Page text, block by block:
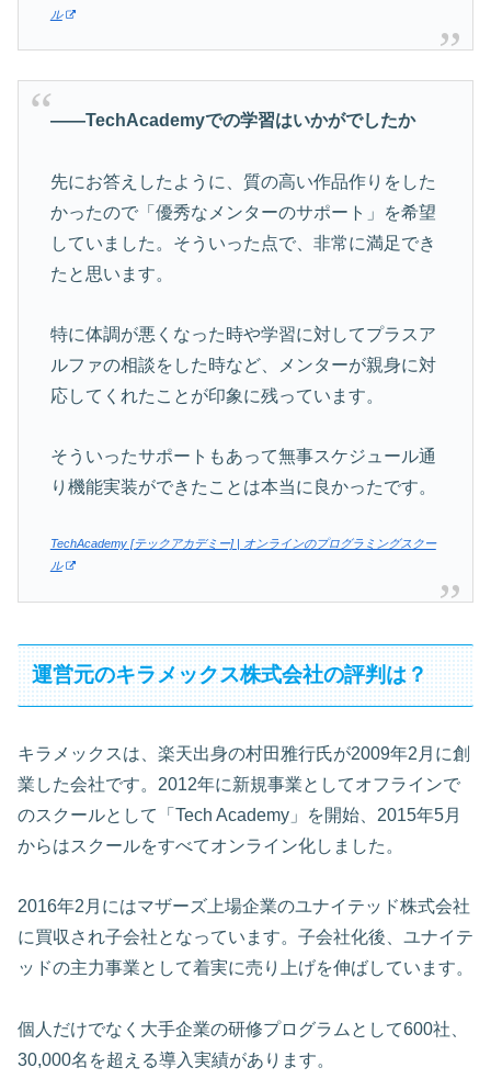
ル
――TechAcademyでの学習はいかがでしたか
先にお答えしたように、質の高い作品作りをした
かったので「優秀なメンターのサポート」を希望
していました。そういった点で、非常に満足でき
たと思います。
特に体調が悪くなった時や学習に対してプラスア
ルファの相談をした時など、メンターが親身に対
応してくれたことが印象に残っています。
そういったサポートもあって無事スケジュール通
り機能実装ができたことは本当に良かったです。
TechAcademy [テックアカデミー] | オンラインのプログラミングスクー
ル
運営元のキラメックス株式会社の評判は？
キラメックスは、楽天出身の村田雅行氏が2009年2月に創
業した会社です。2012年に新規事業としてオフラインで
のスクールとして「Tech Academy」を開始、2015年5月
からはスクールをすべてオンライン化しました。
2016年2月にはマザーズ上場企業のユナイテッド株式会社
に買収され子会社となっています。子会社化後、ユナイテ
ッドの主力事業として着実に売り上げを伸ばしています。
個人だけでなく大手企業の研修プログラムとして600社、
30,000名を超える導入実績があります。